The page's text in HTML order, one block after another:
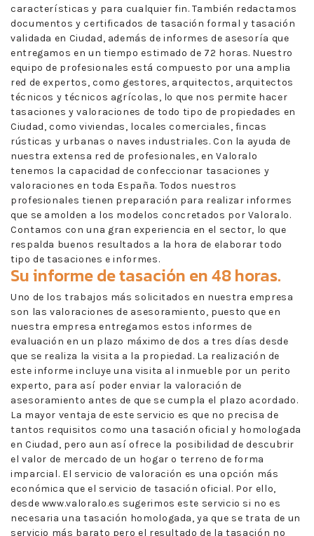
características y para cualquier fin. También redactamos
documentos y certificados de tasación formal y tasación
validada en Ciudad, además de informes de asesoría que
entregamos en un tiempo estimado de 72 horas. Nuestro
equipo de profesionales está compuesto por una amplia
red de expertos, como gestores, arquitectos, arquitectos
técnicos y técnicos agrícolas, lo que nos permite hacer
tasaciones y valoraciones de todo tipo de propiedades en
Ciudad, como viviendas, locales comerciales, fincas
rústicas y urbanas o naves industriales. Con la ayuda de
nuestra extensa red de profesionales, en Valoralo
tenemos la capacidad de confeccionar tasaciones y
valoraciones en toda España. Todos nuestros
profesionales tienen preparación para realizar informes
que se amolden a los modelos concretados por Valoralo.
Contamos con una gran experiencia en el sector, lo que
respalda buenos resultados a la hora de elaborar todo
tipo de tasaciones e informes.
Su informe de tasación en 48 horas.
Uno de los trabajos más solicitados en nuestra empresa
son las valoraciones de asesoramiento, puesto que en
nuestra empresa entregamos estos informes de
evaluación en un plazo máximo de dos a tres días desde
que se realiza la visita a la propiedad. La realización de
este informe incluye una visita al inmueble por un perito
experto, para así poder enviar la valoración de
asesoramiento antes de que se cumpla el plazo acordado.
La mayor ventaja de este servicio es que no precisa de
tantos requisitos como una tasación oficial y homologada
en Ciudad, pero aun así ofrece la posibilidad de descubrir
el valor de mercado de un hogar o terreno de forma
imparcial. El servicio de valoración es una opción más
económica que el servicio de tasación oficial. Por ello,
desde www.valoralo.es sugerimos este servicio si no es
necesaria una tasación homologada, ya que se trata de un
servicio más barato pero el resultado de la tasación no